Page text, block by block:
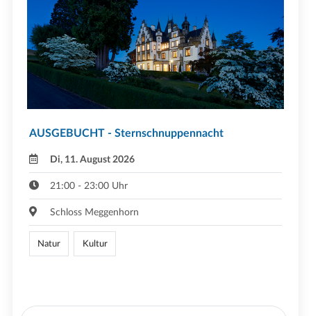
AUSGEBUCHT - Sternschnuppennacht
Di, 11. August 2026
21:00 - 23:00 Uhr
Schloss Meggenhorn
Natur Kultur